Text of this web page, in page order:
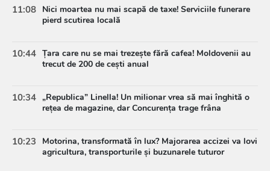
11:08 Nici moartea nu mai scapă de taxe! Serviciile funerare
pierd scutirea locală
10:44 Țara care nu se mai trezește fără cafea! Moldovenii au
trecut de 200 de cești anual
10:34 „Republica” Linella! Un milionar vrea să mai înghită o
rețea de magazine, dar Concurența trage frâna
10:23
Motorina, transformată în lux? Majorarea accizei va lovi
agricultura, transporturile și buzunarele tuturor